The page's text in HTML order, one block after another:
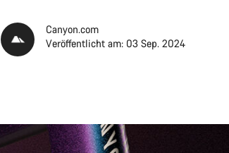
Canyon.com
Veröffentlicht am: 03 Sep. 2024